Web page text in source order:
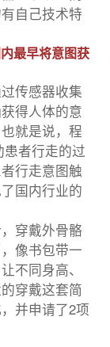
自己技术特
最早将意图获
传感器收集
得人体的意
就是说，程
者行走的过
行走意图触
国内行业的
穿戴外骨骼
像书包带一
不同身高、
穿戴这套简
并申请了2项